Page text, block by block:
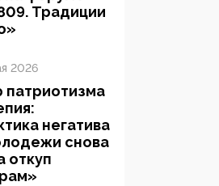
Традиции
2026
патриотизма
негатива
снова
откуп